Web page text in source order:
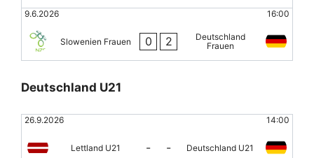
9.6.2026 16:00
Slowenien Frauen 0 2
Deutschland
Frauen
Deutschland U21
26.9.2026 14:00
Lettland U21 - - Deutschland U21